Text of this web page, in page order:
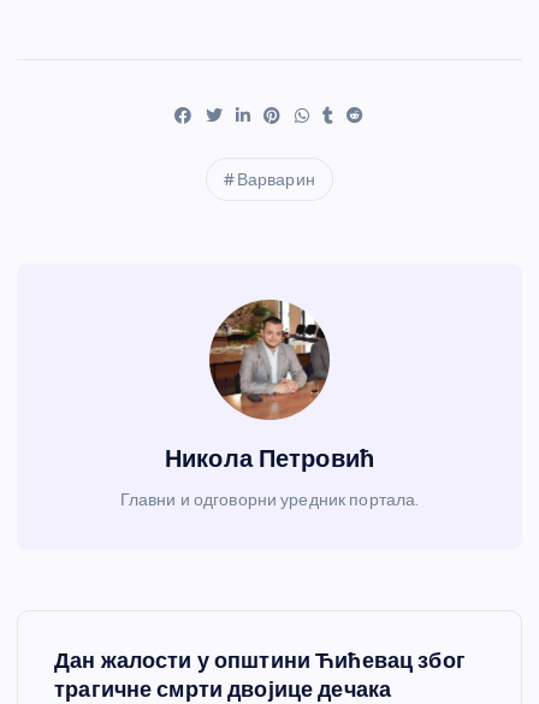
Варварин
Никола Петровић
Главни и одговорни уредник портала.
Дан жалости у општини Ћићевац због
трагичне смрти двојице дечака